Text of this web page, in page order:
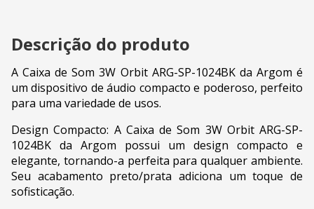
Descrição do produto
A Caixa de Som 3W Orbit ARG-SP-1024BK da Argom é
um dispositivo de áudio compacto e poderoso, perfeito
para uma variedade de usos.
Design Compacto: A Caixa de Som 3W Orbit ARG-SP-
1024BK da Argom possui um design compacto e
elegante, tornando-a perfeita para qualquer ambiente.
Seu acabamento preto/prata adiciona um toque de
sofisticação.